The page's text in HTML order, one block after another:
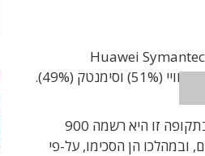
ענקית התקשורת הסינית חואוויי (Huawei) רוכשת מסימנטק (Symantec) את חלקה בחברת Huawei Symantec
החברה הוקמה ב-2008 במטרה לספק פתרונות אבטחה וניהול מערכי אחסון ותשתיות מידע. בתקופה זו היא רשמה 900
הן הסכימו, על-פי